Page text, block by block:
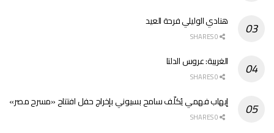
هنادي الوليلي فرحة العيد
الغربية: عروس الدلتا
إيهاب فهمي يُكلّف سامح بسيوني بإخراج حفل افتتاح «مسرح مصر»